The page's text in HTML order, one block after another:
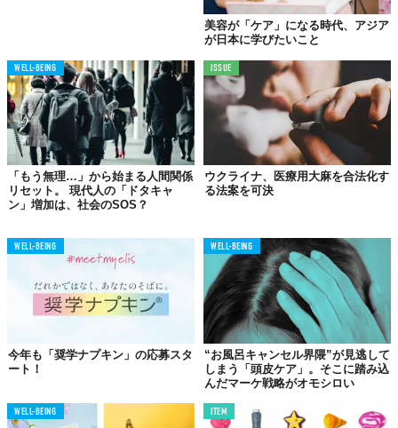
美容が「ケア」になる時代、アジア
が日本に学びたいこと
WELL-BEING
「もう無理…」から始まる人間関係
リセット。 現代人の「ドタキャ
ン」増加は、社会のSOS？
ISSUE
ウクライナ、医療用大麻を合法化す
る法案を可決
WELL-BEING
今年も「奨学ナプキン」の応募スタ
ート！
WELL-BEING
“お風呂キャンセル界隈”が見逃して
しまう「頭皮ケア」。そこに踏み込
んだマーケ戦略がオモシロい
WELL-BEING ITEM